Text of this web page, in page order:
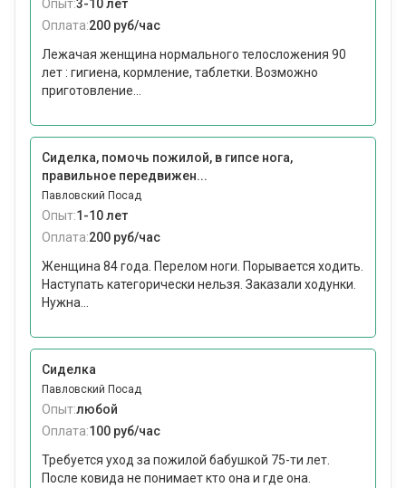
Опыт:3-10 лет
Оплата:200 руб/час
Лежачая женщина нормального телосложения 90
лет : гигиена, кормление, таблетки. Возможно
приготовление...
Сиделка, помочь пожилой, в гипсе нога,
правильное передвижен...
Павловский Посад
Опыт:1-10 лет
Оплата:200 руб/час
Женщина 84 года. Перелом ноги. Порывается ходить.
Наступать категорически нельзя. Заказали ходунки.
Нужна...
Сиделка
Павловский Посад
Опыт:любой
Оплата:100 руб/час
Требуется уход за пожилой бабушкой 75-ти лет.
После ковида не понимает кто она и где она.